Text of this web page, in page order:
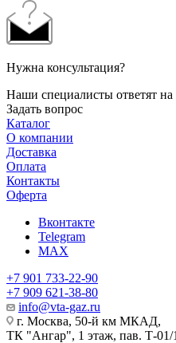
Нужна консультация?
Наши специалисты ответят
Задать вопрос
Каталог
О компании
Доставка
Оплата
Контакты
Оферта
Вконтакте
Telegram
MAX
+7 901 733-22-90
+7 909 621-38-80
info@vta-gaz.ru
г. Москва, 50-й км МКАД,
ТК "Ангар", 1 этаж, пав. Т-01/1